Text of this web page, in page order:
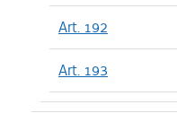
Art. 192
Art. 193